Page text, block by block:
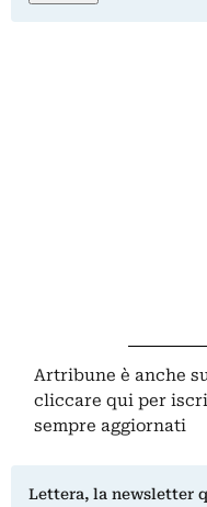
Artribune è anche
cliccare qui per
sempre aggiornati
Lettera, la newsletter